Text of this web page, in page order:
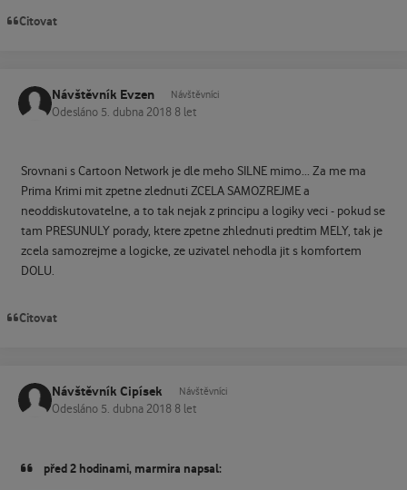
Citovat
Návštěvník Evzen Návštěvníci
Odesláno 5. dubna 2018 8 let
Srovnani s Cartoon Network je dle meho SILNE mimo... Za me ma
Prima Krimi mit zpetne zlednuti ZCELA SAMOZREJME a
neoddiskutovatelne, a to tak nejak z principu a logiky veci - pokud se
tam PRESUNULY porady, ktere zpetne zhlednuti predtim MELY, tak je
zcela samozrejme a logicke, ze uzivatel nehodla jit s komfortem
DOLU.
Citovat
Návštěvník Cipísek Návštěvníci
Odesláno 5. dubna 2018 8 let
před 2 hodinami, marmira napsal: